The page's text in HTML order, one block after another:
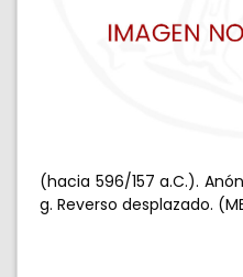
(hacia 596/157 a.C.).
g. Reverso desplazado.